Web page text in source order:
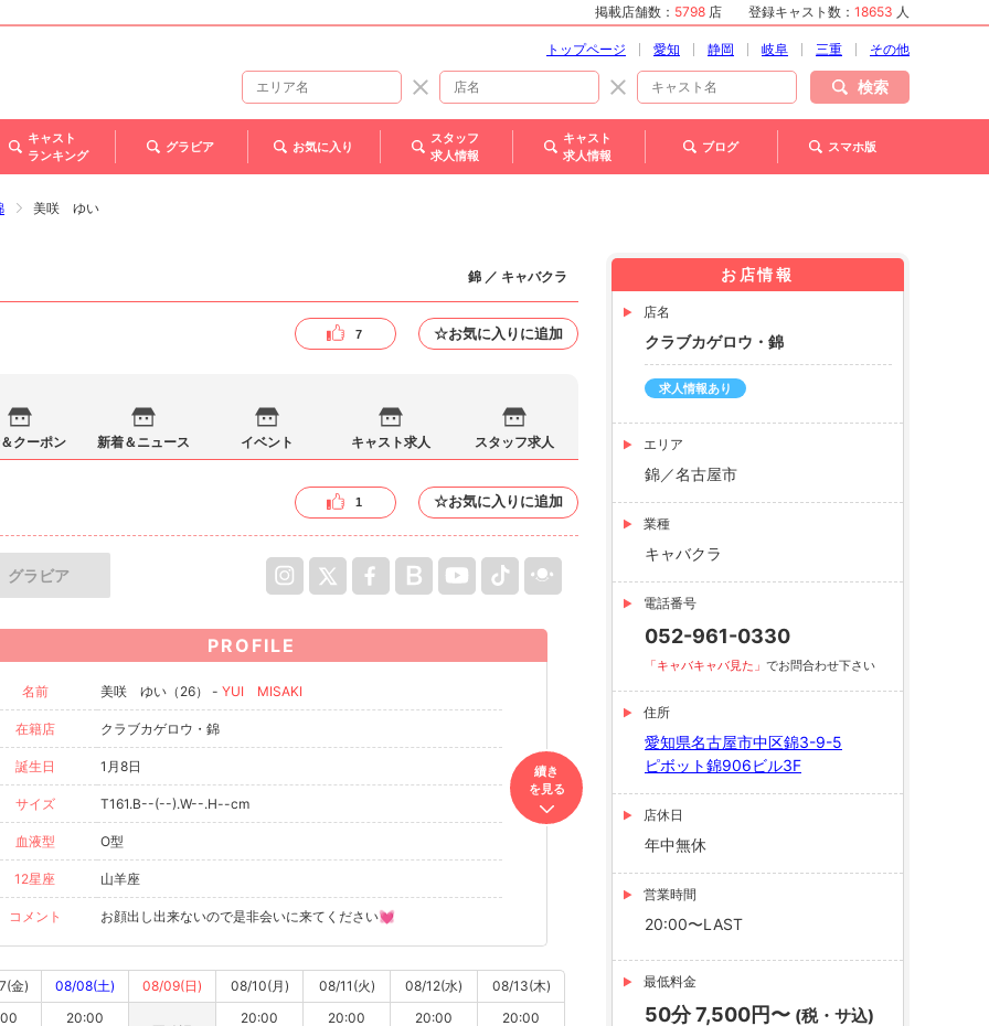
掲載店舗数： 5798 店 登録キャスト数： 18653 人
トップページ 愛知 静岡 岐阜 三重 その他
検索
キャスト
ランキング
グラビア お気に入り
スタッフ
求人情報
キャスト
求人情報
ブログ スマホ版
美咲 ゆい
錦 ／ キャバクラ
7 ☆お気に入りに追加
クーポン 新着＆ニュース イベント キャスト求人 スタッフ求人
1 ☆お気に入りに追加
グラビア
PROFILE
名前 美咲 ゆい（26） - YUI MISAKI
在籍店 クラブカゲロウ・錦
誕生日 1月8日
サイズ T161.B--(--).W--.H--cm
血液型 O型
12星座 山羊座
コメント お顔出し出来ないので是非会いに来てください💓
續き
を見る
金) 08/08(土) 08/09(日) 08/10(月) 08/11(火) 08/12(水)
08/13(木)
20:00
20:00
20:00
20:00
20:00
お店情報
店名
クラブカゲロウ・錦
求人情報あり
エリア
錦／名古屋市
業種
キャバクラ
電話番号
052-961-0330
「キャバキャバ見た」 でお問合わせ下さい
住所
愛知県名古屋市中区錦3-9-5
ピボット錦906ビル3F
店休日
年中無休
営業時間
20:00〜LAST
最低料金
50分 7,500円〜 (税・サ込)